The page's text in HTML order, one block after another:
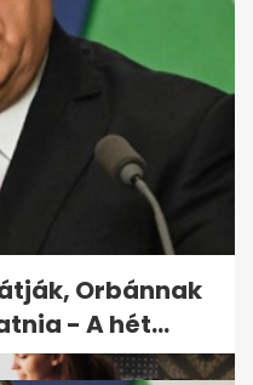
a vállad is a
– így...
Orbánnak
- A hét...